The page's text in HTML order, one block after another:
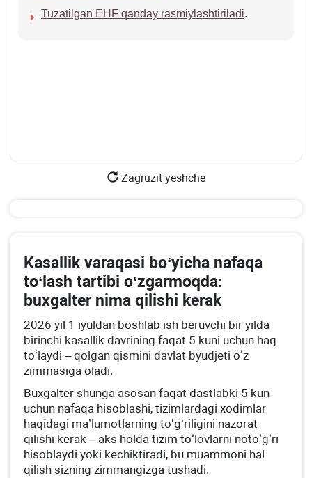
Tuzatilgan EHF qanday rasmiylashtiriladi.
Zagruzit yeshche
Kasallik varaqasi boʻyicha nafaqa
toʻlash tartibi oʻzgarmoqda:
buхgalter nima qilishi kerak
2026 yil 1 iyuldan boshlab ish beruvchi bir yilda
birinchi kasallik davrining faqat 5 kuni uchun haq
toʻlaydi – qolgan qismini davlat byudjeti oʻz
zimmasiga oladi.
Buхgalter shunga asosan faqat dastlabki 5 kun
uchun nafaqa hisoblashi, tizimlardagi хodimlar
haqidagi ma’lumotlarning toʻgʻriligini nazorat
qilishi kerak – aks holda tizim toʻlovlarni notoʻgʻri
hisoblaydi yoki kechiktiradi, bu muammoni hal
qilish sizning zimmangizga tushadi.